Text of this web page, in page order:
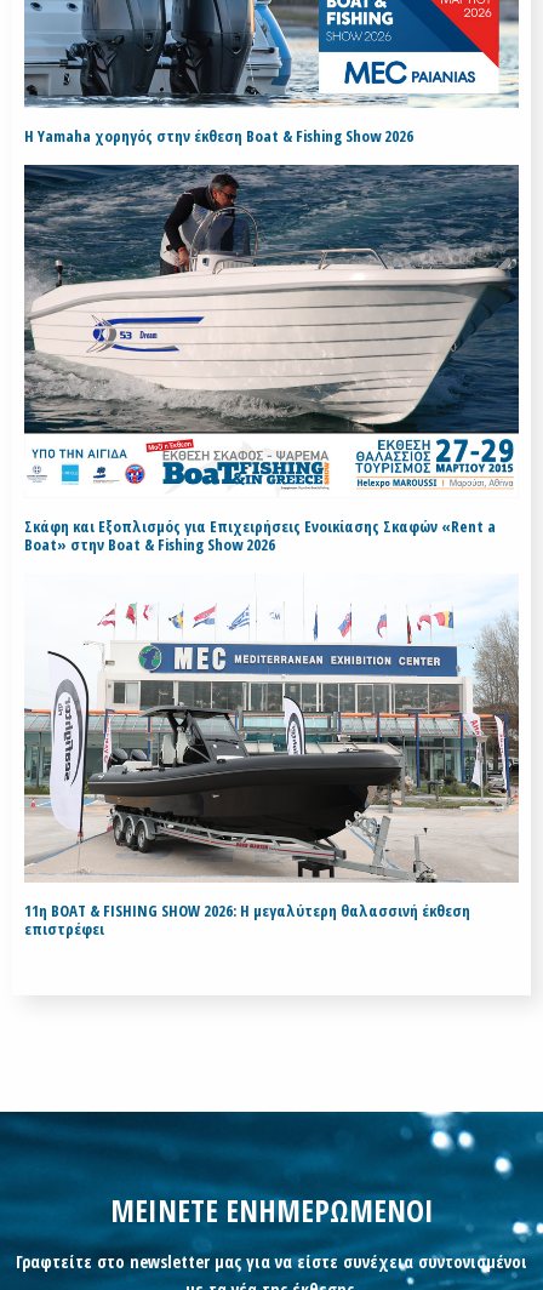
H Yamaha χορηγός στην έκθεση Boat & Fishing Show 2026
Σκάφη και Εξοπλισμός για Επιχειρήσεις Ενοικίασης Σκαφών «Rent a
Boat» στην Boat & Fishing Show 2026
11η BOAT & FISHING SHOW 2026: Η μεγαλύτερη θαλασσινή έκθεση
επιστρέφει
ΜΕΙΝΕΤΕ ΕΝΗΜΕΡΩΜΕΝΟΙ
Γραφτείτε στο newsletter μας για να είστε συνέχεια συντονισμένοι